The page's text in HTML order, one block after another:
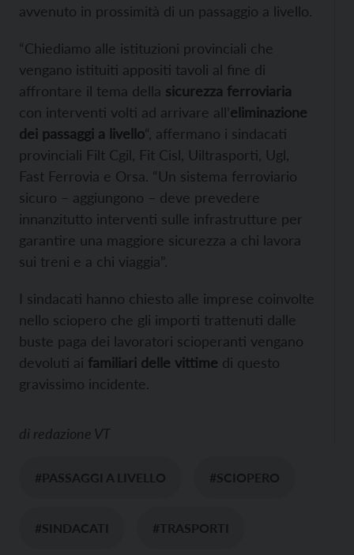
avvenuto in prossimità di un passaggio a livello.
“Chiediamo alle istituzioni provinciali che
vengano istituiti appositi tavoli al fine di
affrontare il tema della sicurezza ferroviaria
con interventi volti ad arrivare all’eliminazione
dei passaggi a livello“, affermano i sindacati
provinciali Filt Cgil, Fit Cisl, Uiltrasporti, Ugl,
Fast Ferrovia e Orsa. “Un sistema ferroviario
sicuro – aggiungono – deve prevedere
innanzitutto interventi sulle infrastrutture per
garantire una maggiore sicurezza a chi lavora
sui treni e a chi viaggia”.
I sindacati hanno chiesto alle imprese coinvolte
nello sciopero che gli importi trattenuti dalle
buste paga dei lavoratori scioperanti vengano
devoluti ai familiari delle vittime di questo
gravissimo incidente.
di redazione VT
#PASSAGGI A LIVELLO #SCIOPERO
#SINDACATI #TRASPORTI